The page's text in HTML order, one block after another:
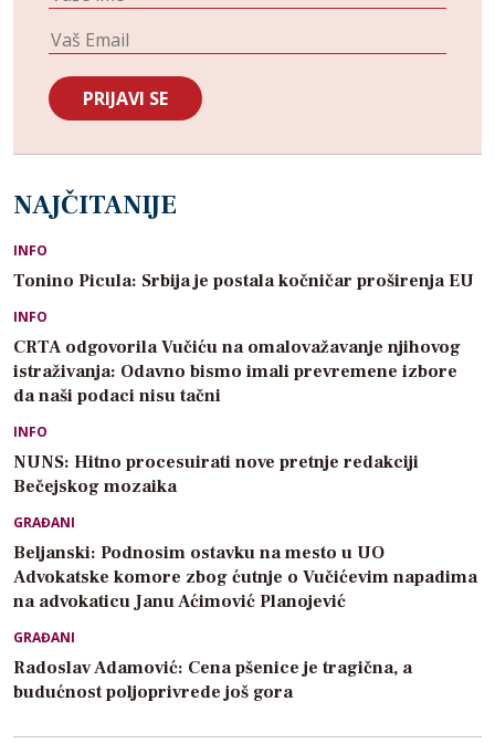
NAJČITANIJE
INFO
Tonino Picula: Srbija je postala kočničar proširenja EU
INFO
CRTA odgovorila Vučiću na omalovažavanje njihovog
istraživanja: Odavno bismo imali prevremene izbore
da naši podaci nisu tačni
INFO
NUNS: Hitno procesuirati nove pretnje redakciji
Bečejskog mozaika
GRAĐANI
Beljanski: Podnosim ostavku na mesto u UO
Advokatske komore zbog ćutnje o Vučićevim napadima
na advokaticu Janu Aćimović Planojević
GRAĐANI
Radoslav Adamović: Cena pšenice je tragična, a
budućnost poljoprivrede još gora